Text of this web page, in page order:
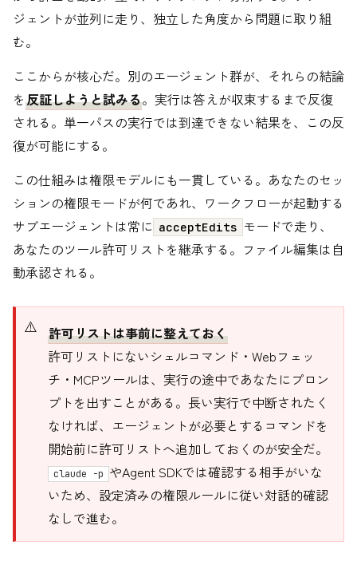
ジェントが並列に走り、独立した角度から問題に取り組
む。
ここからが核心だ。別のエージェント群が、それらの結論
を反証しようと試みる。実行は答えが収束するまで反復
される。単一パスの実行では到達できない結果を、この反
復が可能にする。
この仕組みは権限モデルにも一貫している。あなたのセッ
ションの権限モードが何であれ、ワークフローが起動する
サブエージェントは常に acceptEdits モードで走り、
あなたのツール許可リストを継承する。ファイル編集は自
動承認される。
許可リストは事前に整えておく
許可リストにないシェルコマンド・Webフェッ
チ・MCPツールは、実行の途中であなたにプロン
プトを出すことがある。長い実行で中断されたく
なければ、エージェントが必要とするコマンドを
開始前に許可リストへ追加しておくのが安全だ。
claude -p やAgent SDKでは確認する相手がいな
いため、設定済みの権限ルールに従い対話的確認
なしで進む。